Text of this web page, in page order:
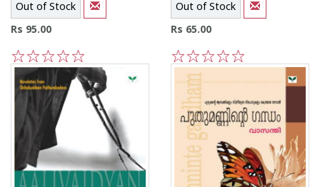
Out of Stock
Rs 95.00
5
4
3
2
1
Out of Stock
Rs 65.00
5
4
3
2
1